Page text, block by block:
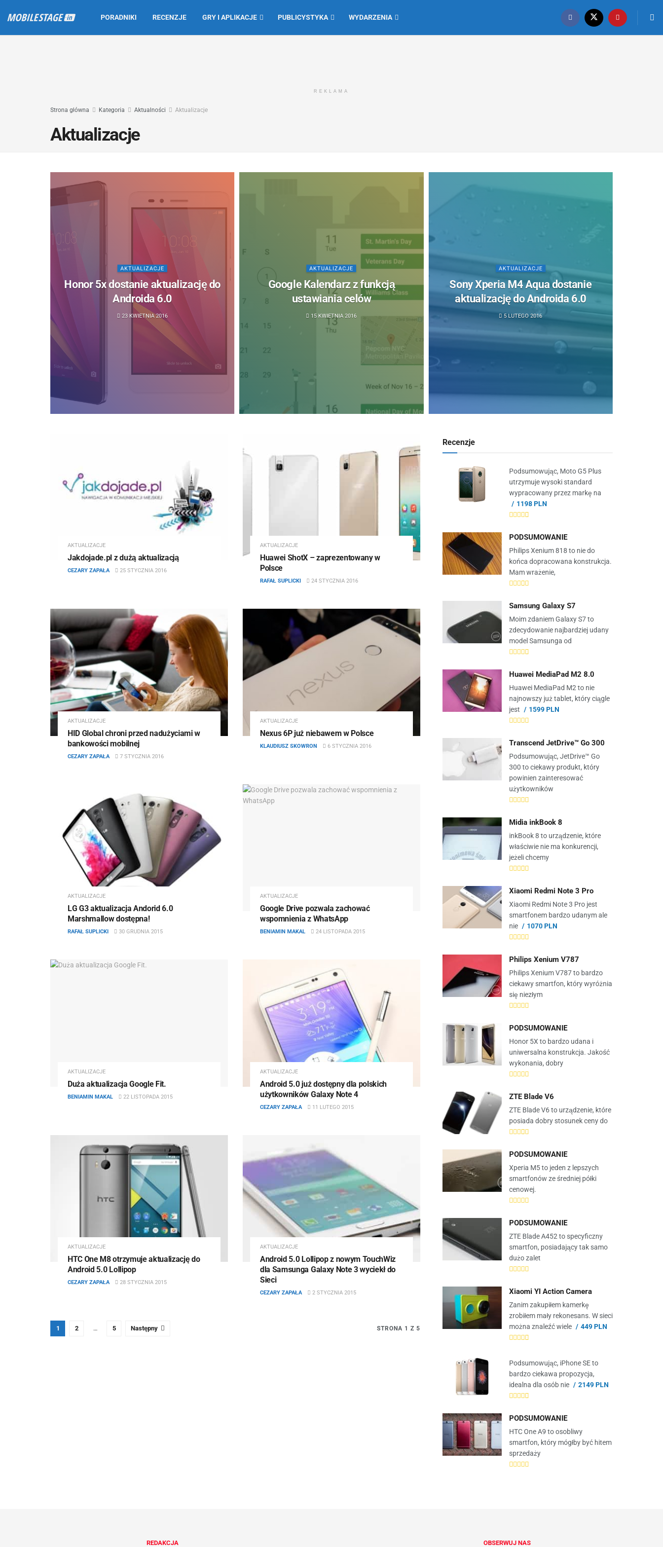
PORADNIKI RECENZJE GRY I APLIKACJE PUBLICYSTYKA WYDARZENIA
REKLAMA
Strona główna Kategoria Aktualności Aktualizacje
Aktualizacje
AKTUALIZACJE
Honor 5x dostanie aktualizację do
Androida 6.0
23 KWIETNIA 2016
AKTUALIZACJE
Google Kalendarz z funkcją
ustawiania celów
15 KWIETNIA 2016
AKTUALIZACJE
Sony Xperia M4 Aqua dostanie
aktualizację do Androida 6.0
5 LUTEGO 2016
AKTUALIZACJE
Jakdojade.pl z dużą aktualizacją
CEZARY ZAPAŁA 25 STYCZNIA 2016
AKTUALIZACJE
Huawei ShotX – zaprezentowany w
Polsce
RAFAŁ SUPLICKI 24 STYCZNIA 2016
AKTUALIZACJE
HID Global chroni przed nadużyciami w
bankowości mobilnej
CEZARY ZAPAŁA 7 STYCZNIA 2016
AKTUALIZACJE
Nexus 6P już niebawem w Polsce
KLAUDIUSZ SKOWRON 6 STYCZNIA 2016
AKTUALIZACJE
LG G3 aktualizacja Andorid 6.0
Marshmallow dostępna!
RAFAŁ SUPLICKI 30 GRUDNIA 2015
AKTUALIZACJE
Google Drive pozwala zachować
wspomnienia z WhatsApp
BENIAMIN MAKAL 24 LISTOPADA 2015
AKTUALIZACJE
Duża aktualizacja Google Fit.
BENIAMIN MAKAL 22 LISTOPADA 2015
AKTUALIZACJE
Android 5.0 już dostępny dla polskich
użytkowników Galaxy Note 4
CEZARY ZAPAŁA 11 LUTEGO 2015
AKTUALIZACJE
HTC One M8 otrzymuje aktualizację do
Android 5.0 Lollipop
CEZARY ZAPAŁA 28 STYCZNIA 2015
AKTUALIZACJE
Android 5.0 Lollipop z nowym TouchWiz
dla Samsunga Galaxy Note 3 wyciekł do
Sieci
CEZARY ZAPAŁA 2 STYCZNIA 2015
STRONA 1 Z 5
1 2 … 5 Następny
Recenzje
Podsumowując, Moto G5 Plus
utrzymuje wysoki standard
wypracowany przez markę na
1198 PLN
PODSUMOWANIE
Philips Xenium 818 to nie do
końca dopracowana konstrukcja.
Mam wrażenie,
Samsung Galaxy S7
Moim zdaniem Galaxy S7 to
zdecydowanie najbardziej udany
model Samsunga od
Huawei MediaPad M2 8.0
Huawei MediaPad M2 to nie
najnowszy już tablet, który ciągle
jest
1599 PLN
Transcend JetDrive™ Go 300
Podsumowując, JetDrive™ Go
300 to ciekawy produkt, który
powinien zainteresować
użytkowników
Midia inkBook 8
inkBook 8 to urządzenie, które
właściwie nie ma konkurencji,
jeżeli chcemy
Xiaomi Redmi Note 3 Pro
Xiaomi Redmi Note 3 Pro jest
smartfonem bardzo udanym ale
nie
1070 PLN
Philips Xenium V787
Philips Xenium V787 to bardzo
ciekawy smartfon, który wyróżnia
się niezłym
PODSUMOWANIE
Honor 5X to bardzo udana i
uniwersalna konstrukcja. Jakość
wykonania, dobry
ZTE Blade V6
ZTE Blade V6 to urządzenie, które
posiada dobry stosunek ceny do
PODSUMOWANIE
Xperia M5 to jeden z lepszych
smartfonów ze średniej półki
cenowej.
PODSUMOWANIE
ZTE Blade A452 to specyficzny
smartfon, posiadający tak samo
dużo zalet
Xiaomi YI Action Camera
Zanim zakupiłem kamerkę
zrobiłem mały rekonesans. W sieci
można znaleźć wiele
449 PLN
Podsumowując, iPhone SE to
bardzo ciekawa propozycja,
idealna dla osób nie
2149 PLN
PODSUMOWANIE
HTC One A9 to osobliwy
smartfon, który mógłby być hitem
sprzedaży
REDAKCJA OBSERWUJ NAS